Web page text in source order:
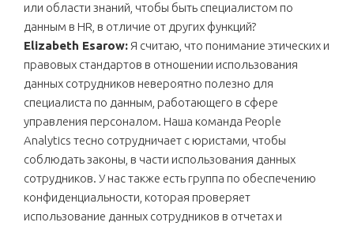
или области знаний, чтобы быть специалистом по
данным в HR, в отличие от других функций?
Elizabeth Esarow: Я считаю, что понимание этических и
правовых стандартов в отношении использования
данных сотрудников невероятно полезно для
специалиста по данным, работающего в сфере
управления персоналом. Наша команда People
Analytics тесно сотрудничает с юристами, чтобы
соблюдать законы, в части использования данных
сотрудников. У нас также есть группа по обеспечению
конфиденциальности, которая проверяет
использование данных сотрудников в отчетах и ​​